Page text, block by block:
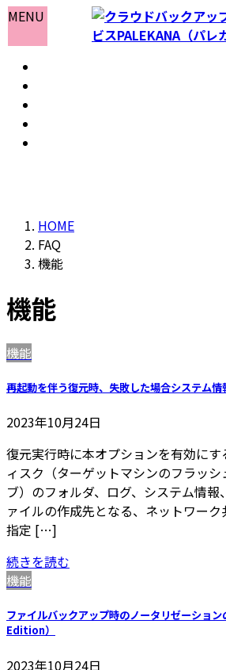
コ
ナ
HOME
FAQ
機能
機能
機能
再起動を伴う復元時、失敗した場合システム情
2023年10月24日
復元実行時に本オプションを有効に
ィスク（ターゲットマシンのフラッ
ブ）のフォルダ、ログ、システム情報
ァイルの作成先となる、ネットワー
指定 […]
続きを読む
機能
ファイルバックアップ時のノータリゼーショ
Edition）
2023年10月24日
MENU